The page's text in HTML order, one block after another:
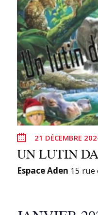
21 DÉCEMBRE
UN LUTIN
Espace Aden 15 rue